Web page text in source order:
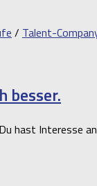
/ Talent-
besser.
hast Interesse